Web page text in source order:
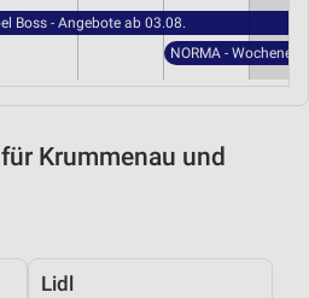
Boss - Angebote ab 03.08.
Krummenau und
Lidl